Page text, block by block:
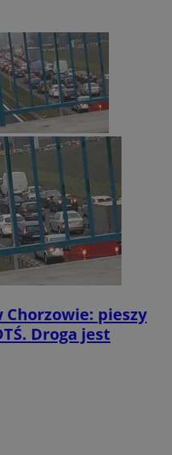
pieszy
Droga jest